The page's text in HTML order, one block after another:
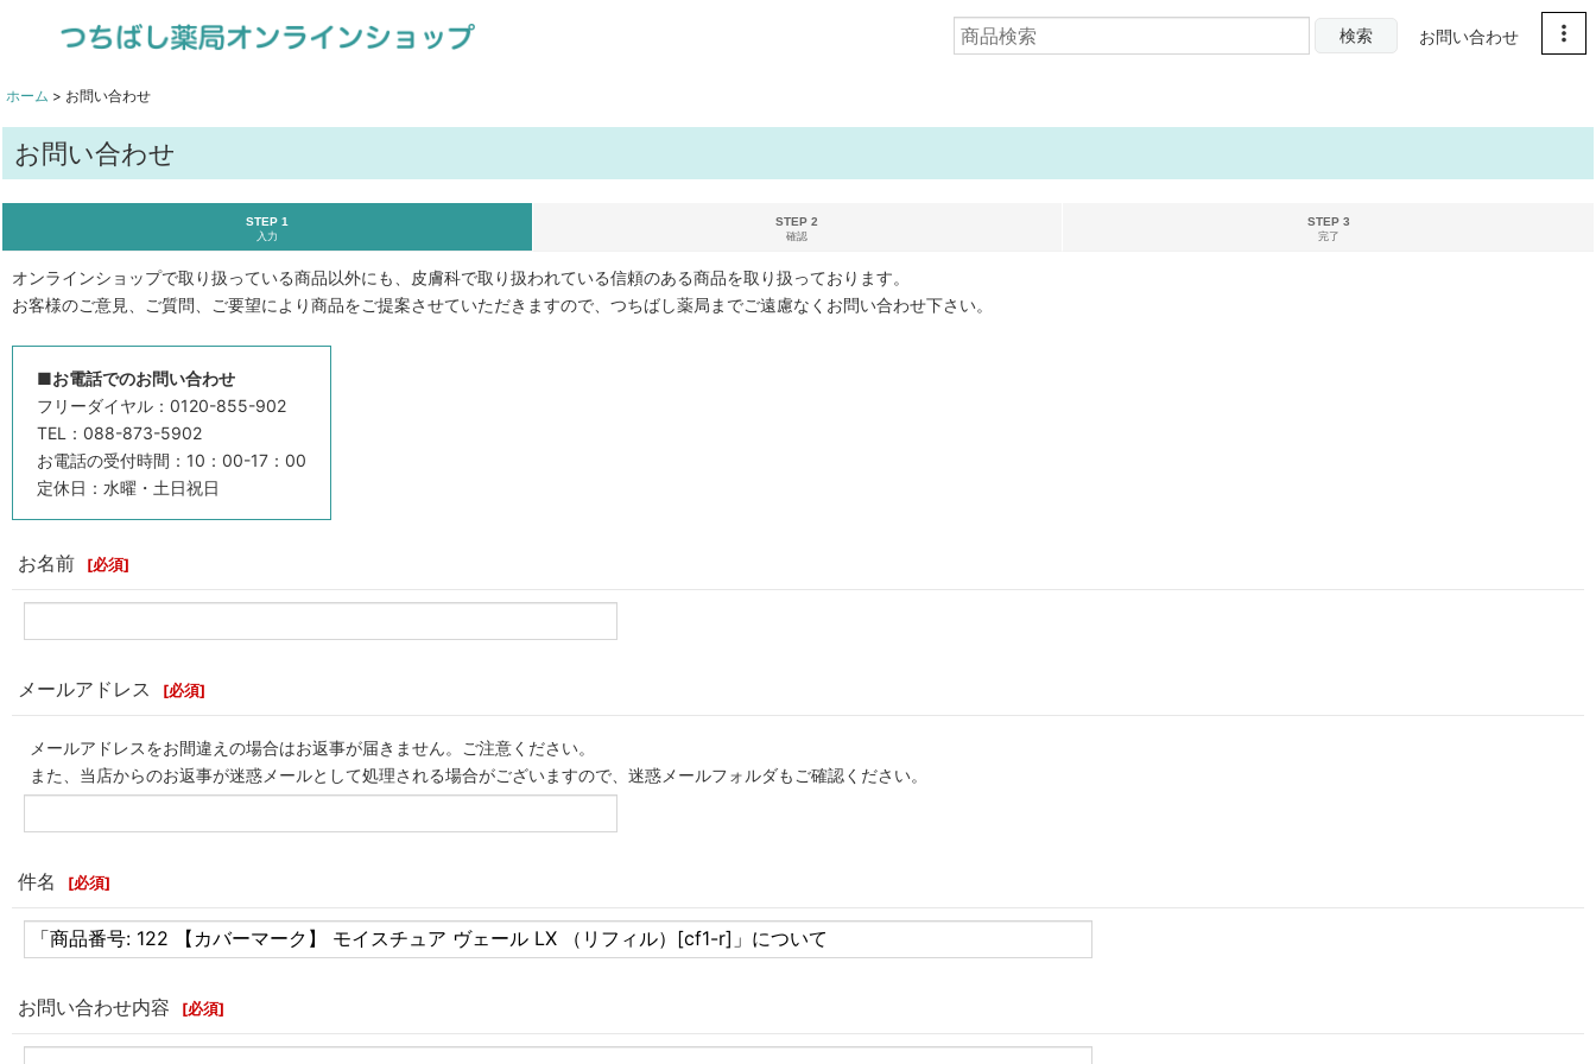
検索 お問い合わせ
ホーム > お問い合わせ
お問い合わせ
STEP 1
入力
STEP 2
確認
STEP 3
完了
オンラインショップで取り扱っている商品以外にも、皮膚科で取り扱われている信頼のある商品を取り扱っております。
お客様のご意見、ご質問、ご要望により商品をご提案させていただきますので、つちばし薬局までご遠慮なくお問い合わせ下さい。
■お電話でのお問い合わせ
フリーダイヤル： 0120-855-902
TEL： 088-873-5902
お電話の受付時間：10：00-17：00
定休日：水曜・土日祝日
お名前 [必須]
メールアドレス [必須]
メールアドレスをお間違えの場合はお返事が届きません。ご注意ください。
また、当店からのお返事が迷惑メールとして処理される場合がございますので、迷惑メールフォルダもご確認ください。
件名 [必須]
お問い合わせ内容 [必須]